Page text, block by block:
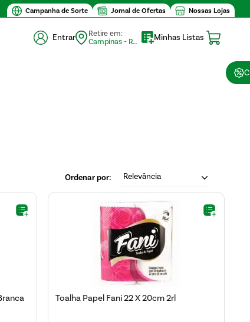
Campanha de Sorte Jornal de Ofertas Nossas Lojas
Entrar
Retire em:
Campinas - Retirada (10)
Minhas Listas
Relevância
Toalha Papel Fani 22 X 20cm 2rl